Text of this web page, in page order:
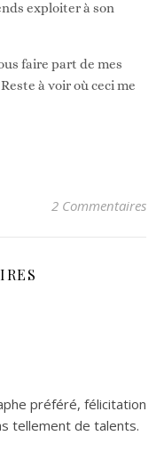
exploiter à son
faire part de mes
à voir où ceci me
2 Commentaires
préféré, félicitation
tellement de talents.